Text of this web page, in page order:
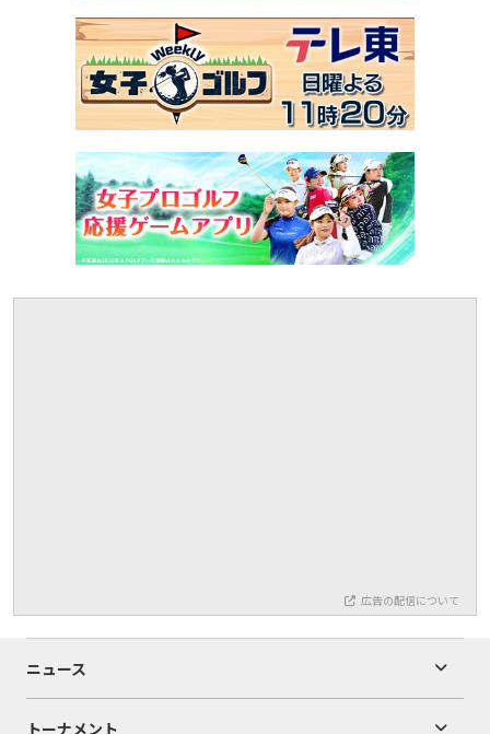
広告の配信について
ニュース
トーナメント